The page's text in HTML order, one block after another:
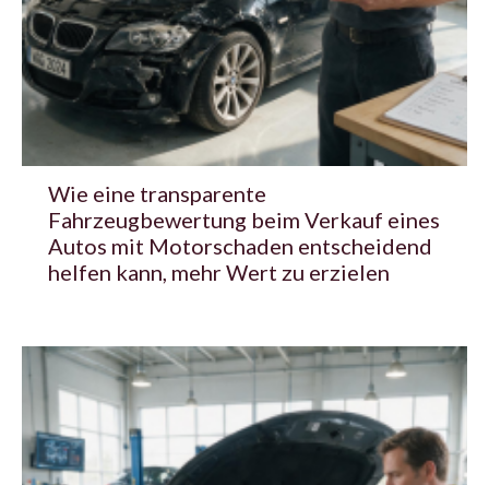
Wie eine transparente
Fahrzeugbewertung beim Verkauf eines
Autos mit Motorschaden entscheidend
helfen kann, mehr Wert zu erzielen